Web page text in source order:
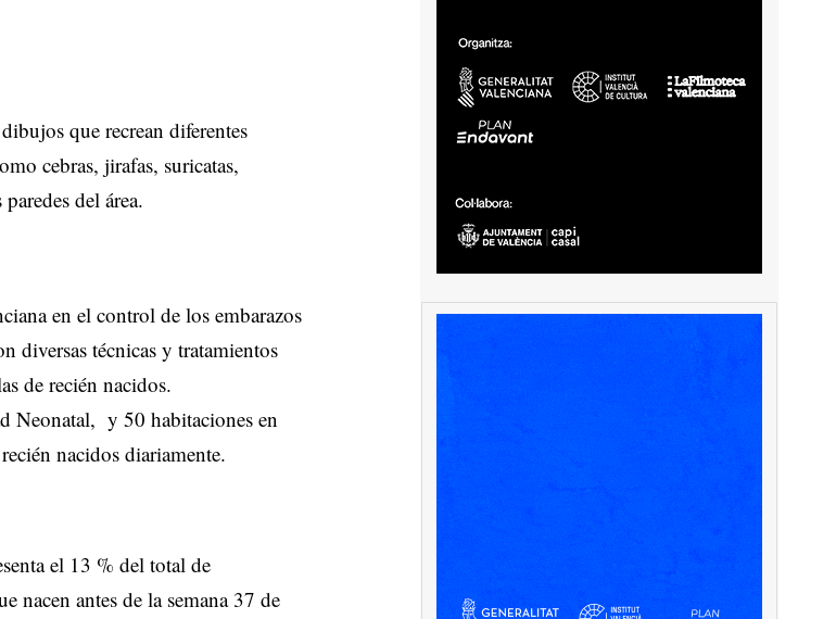
que recrean diferentes
cebras, jirafas, suricatas,
del área.
en el control de los embarazos
diversas técnicas y tratamientos
de recién nacidos.
Neonatal, y 50 habitaciones en
nacidos diariamente.
el 13 % del total de
nacen antes de la semana 37 de